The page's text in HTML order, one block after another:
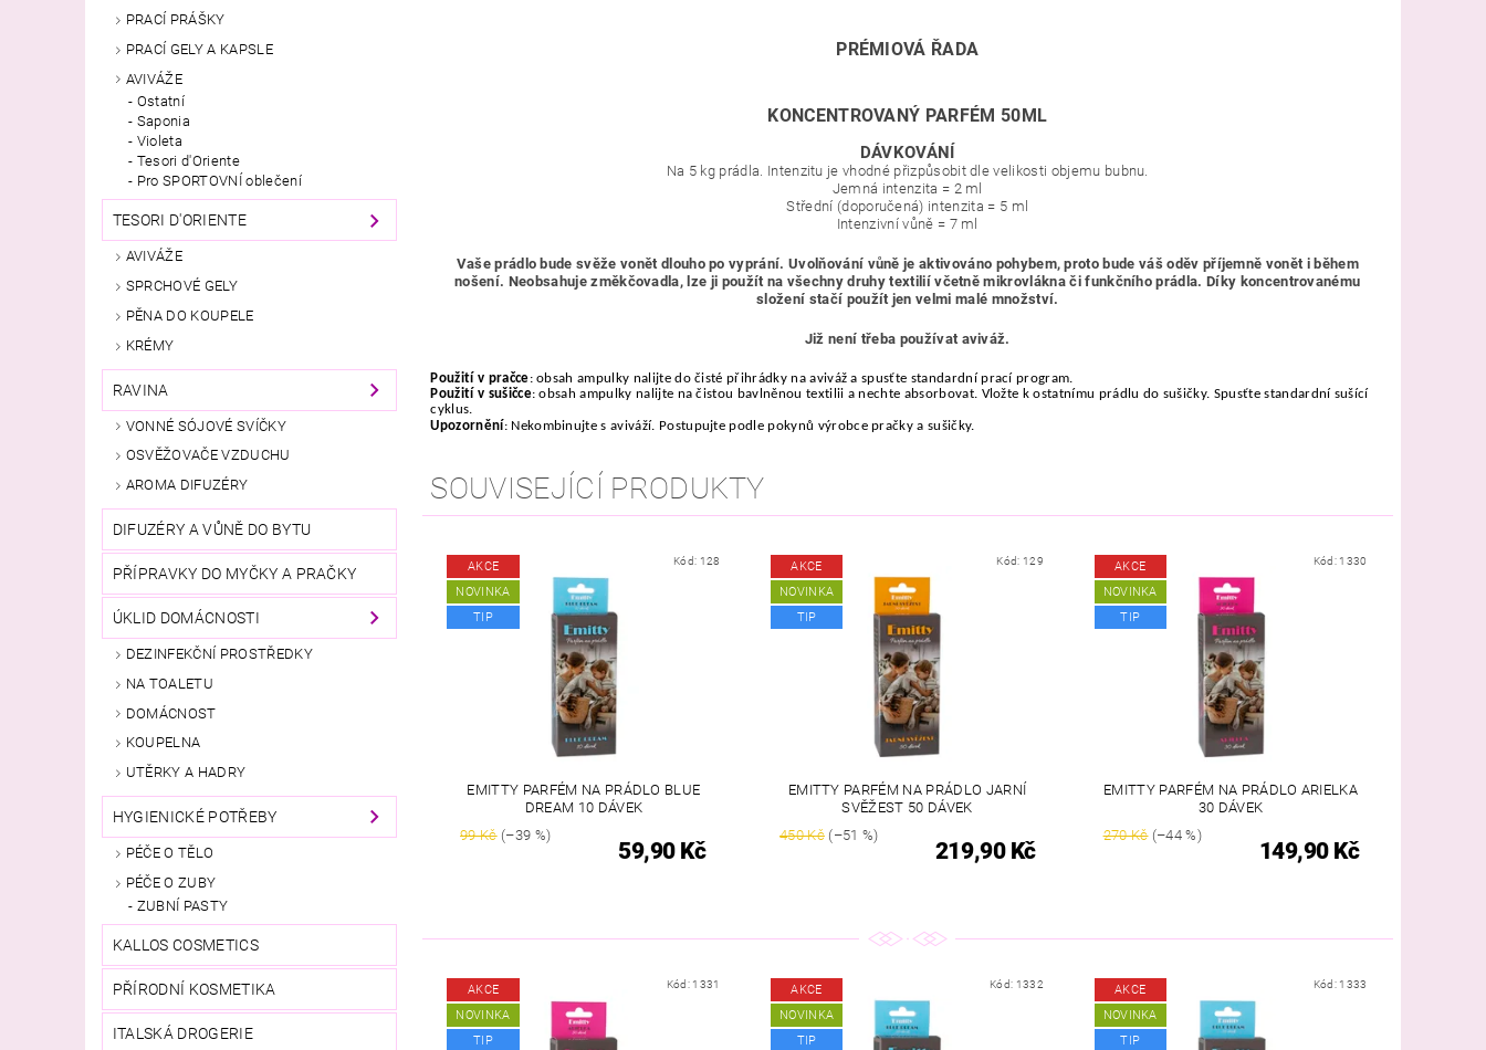
PRACÍ PRÁŠKY
PRACÍ GELY A KAPSLE
AVIVÁŽE
Ostatní
Saponia
Violeta
Tesori d'Oriente
Pro SPORTOVNÍ oblečení
TESORI D'ORIENTE
AVIVÁŽE
SPRCHOVÉ GELY
PĚNA DO KOUPELE
KRÉMY
RAVINA
VONNÉ SÓJOVÉ SVÍČKY
OSVĚŽOVAČE VZDUCHU
AROMA DIFUZÉRY
DIFUZÉRY A VŮNĚ DO BYTU
PŘÍPRAVKY DO MYČKY A PRAČKY
ÚKLID DOMÁCNOSTI
DEZINFEKČNÍ PROSTŘEDKY
NA TOALETU
DOMÁCNOST
KOUPELNA
UTĚRKY A HADRY
HYGIENICKÉ POTŘEBY
PÉČE O TĚLO
PÉČE O ZUBY
ZUBNÍ PASTY
KALLOS COSMETICS
PŘÍRODNÍ KOSMETIKA
ITALSKÁ DROGERIE
PRÉMIOVÁ ŘADA
KONCENTROVANÝ PARFÉM 50ML
DÁVKOVÁNÍ
Na 5 kg prádla. Intenzitu je vhodné přizpůsobit dle velikosti objemu bubnu.
Jemná intenzita = 2 ml
Střední (doporučená) intenzita = 5 ml
Intenzivní vůně = 7 ml
Vaše prádlo bude svěže vonět dlouho po vyprání. Uvolňování vůně je aktivováno pohybem, proto bude váš oděv příjemně vonět i během
nošení. Neobsahuje změkčovadla, lze ji použít na všechny druhy textilií včetně mikrovlákna či funkčního prádla. Díky koncentrovanému
složení stačí použít jen velmi malé množství.
Již není třeba používat aviváž.
Použití v pračce: obsah ampulky nalijte do čisté přihrádky na aviváž a spusťte standardní prací program.
Použití v sušičce: obsah ampulky nalijte na čistou bavlněnou textilii a nechte absorbovat. Vložte k ostatnímu prádlu do sušičky. Spusťte standardní sušící
cyklus.
Upozornění: Nekombinujte s aviváží. Postupujte podle pokynů výrobce pračky a sušičky.
SOUVISEJÍCÍ PRODUKTY
AKCE
NOVINKA
TIP
Kód: 128
EMITTY PARFÉM NA PRÁDLO BLUE
DREAM 10 DÁVEK
99 Kč(–39 %)
59,90 Kč
AKCE
NOVINKA
TIP
Kód: 129
EMITTY PARFÉM NA PRÁDLO JARNÍ
SVĚŽEST 50 DÁVEK
450 Kč(–51 %)
219,90 Kč
AKCE
NOVINKA
TIP
Kód: 1330
EMITTY PARFÉM NA PRÁDLO ARIELKA
30 DÁVEK
270 Kč(–44 %)
149,90 Kč
AKCE
NOVINKA
TIP
Kód: 1331
AKCE
NOVINKA
TIP
Kód: 1332
AKCE
NOVINKA
TIP
Kód: 1333